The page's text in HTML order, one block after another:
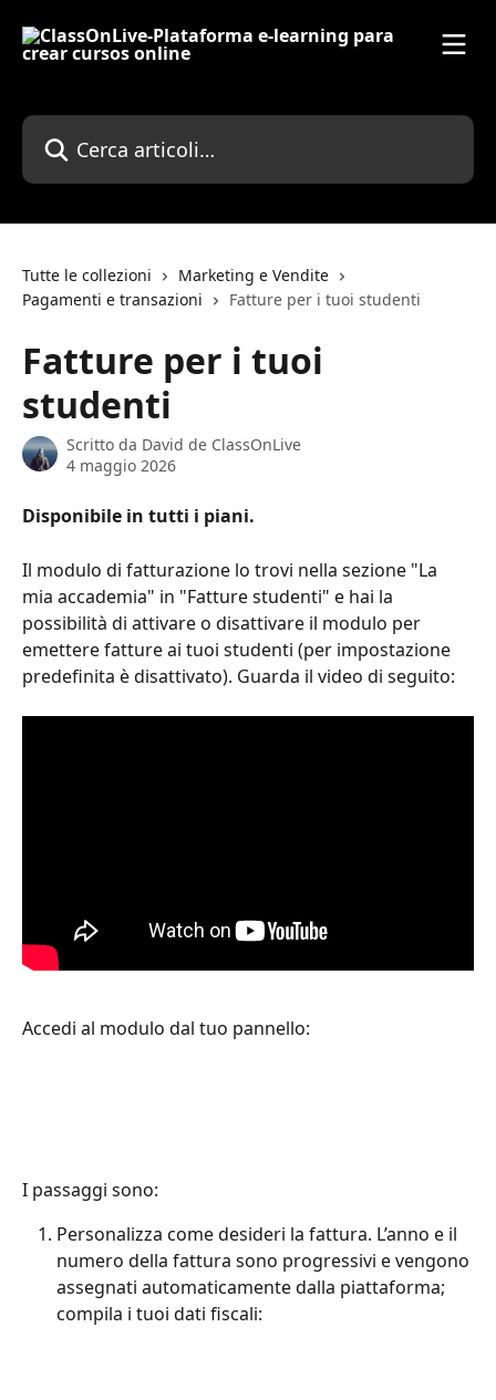
Cerca articoli…
Tutte le collezioni
Marketing e Vendite
Pagamenti e transazioni
Fatture per i tuoi studenti
Fatture per i tuoi
studenti
Scritto da David de ClassOnLive
4 maggio 2026
Disponibile in tutti i piani.
Il modulo di fatturazione lo trovi nella sezione "La
mia accademia" in "Fatture studenti" e hai la
possibilità di attivare o disattivare il modulo per
emettere fatture ai tuoi studenti (per impostazione
predefinita è disattivato). Guarda il video di seguito:
Accedi al modulo dal tuo pannello:
I passaggi sono:
Personalizza come desideri la fattura. L’anno e il
numero della fattura sono progressivi e vengono
assegnati automaticamente dalla piattaforma;
compila i tuoi dati fiscali: